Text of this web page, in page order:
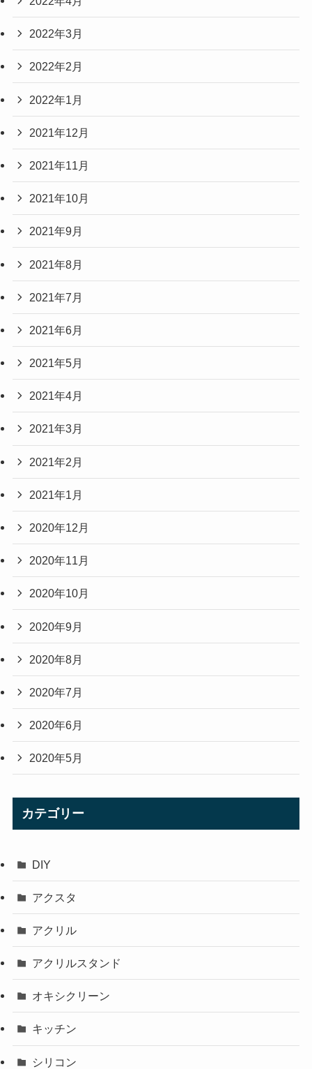
2022年3月
2022年2月
2022年1月
2021年12月
2021年11月
2021年10月
2021年9月
2021年8月
2021年7月
2021年6月
2021年5月
2021年4月
2021年3月
2021年2月
2021年1月
2020年12月
2020年11月
2020年10月
2020年9月
2020年8月
2020年7月
2020年6月
2020年5月
カテゴリー
DIY
アクスタ
アクリル
アクリルスタンド
オキシクリーン
キッチン
シリコン